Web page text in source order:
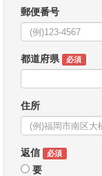
郵便番号
都道府県 必須
住所
返信 必須
要